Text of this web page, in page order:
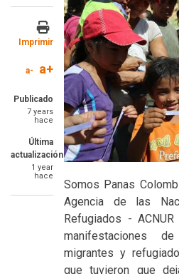
Imprimir
a- a+
Publicado
7 years
hace
Última
actualización
1 year
hace
Somos Panas
Agencia de las
Refugiados -
manifestaciones
migrantes y
que tuvieron que